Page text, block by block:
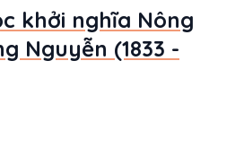
khởi nghĩa Nông
Nguyễn (1833 -